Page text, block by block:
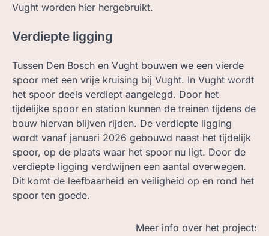
Vught worden hier hergebruikt.
Verdiepte ligging
Tussen Den Bosch en Vught bouwen we een vierde
spoor met een vrije kruising bij Vught. In Vught wordt
het spoor deels verdiept aangelegd. Door het
tijdelijke spoor en station kunnen de treinen tijdens de
bouw hiervan blijven rijden. De verdiepte ligging
wordt vanaf januari 2026 gebouwd naast het tijdelijk
spoor, op de plaats waar het spoor nu ligt. Door de
verdiepte ligging verdwijnen een aantal overwegen.
Dit komt de leefbaarheid en veiligheid op en rond het
spoor ten goede.
Meer info over het project: